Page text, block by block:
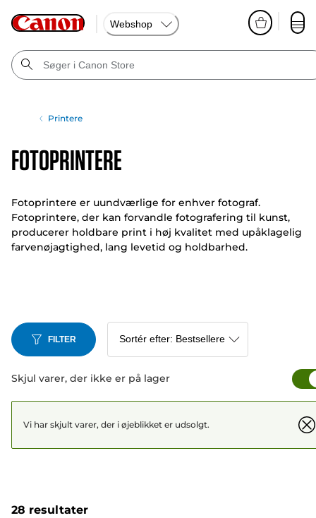
Webshop
Printere
Fotoprintere
Fotoprintere er uundværlige for enhver fotograf.
Fotoprintere, der kan forvandle fotografering til kunst,
producerer holdbare print i høj kvalitet med upåklagelig
farvenøjagtighed, lang levetid og holdbarhed.
FILTER
Skjul varer, der ikke er på lager
Vi har skjult varer, der i øjeblikket er udsolgt.
28 resultater